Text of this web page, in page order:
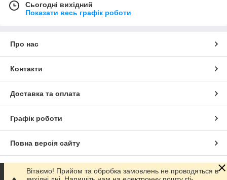
Сьогодні вихідний
Показати весь графік роботи
Про нас
Контакти
Доставка та оплата
Графік роботи
Повна версія сайту
Сайт створено на маркетплейсі
Вітаємо! Прийом та обробка замовлень не проводяться в